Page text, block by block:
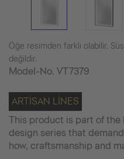
Öğe resimden farklı olabilir.
değildir.
Model-No. VT7379
ARTISAN LINES
This product is part of the
design series that
how, craftsmanship and